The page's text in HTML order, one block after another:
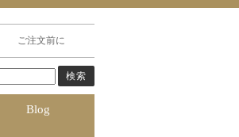
ご注文前に
Blog